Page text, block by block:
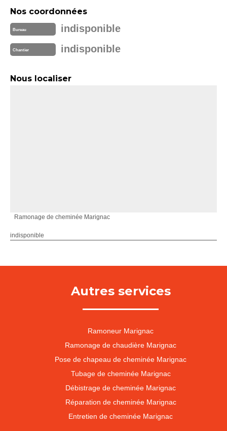
Nos coordonnées
Bureau indisponible
Chantier indisponible
Nous localiser
Ramonage de cheminée Marignac
indisponible
Autres services
Ramoneur Marignac
Ramonage de chaudière Marignac
Pose de chapeau de cheminée Marignac
Tubage de cheminée Marignac
Débistrage de cheminée Marignac
Réparation de cheminée Marignac
Entretien de cheminée Marignac